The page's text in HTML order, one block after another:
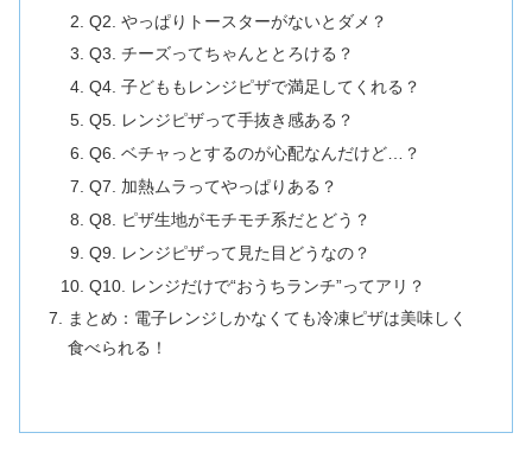
Q2. やっぱりトースターがないとダメ？
Q3. チーズってちゃんととろける？
Q4. 子どももレンジピザで満足してくれる？
Q5. レンジピザって手抜き感ある？
Q6. ベチャっとするのが心配なんだけど…？
Q7. 加熱ムラってやっぱりある？
Q8. ピザ生地がモチモチ系だとどう？
Q9. レンジピザって見た目どうなの？
Q10. レンジだけで“おうちランチ”ってアリ？
まとめ：電子レンジしかなくても冷凍ピザは美味しく
食べられる！